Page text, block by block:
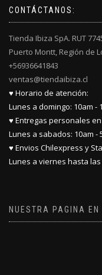
CONTÁCTANOS:
Tienda Ibiza SpA. RUT
Puerto Montt, Región de
+56936641843
ventas@tiendaibiza.cl
♥ Horario de atención:
Lunes a domingo: 10am -
♥ Entregas personales
Lunes a sabados: 10am -
♥ Envios Chilexpress y
Lunes a viernes hasta las
NUESTRA PAGINA EN